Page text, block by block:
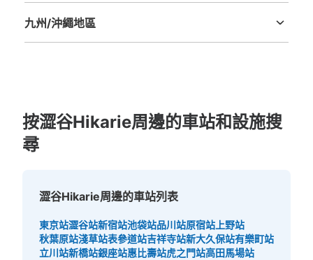
可保管的行李數
現金, ICカード
查看此投幣式儲物櫃的位置
九州/沖繩地區
按澀谷Hikarie周邊的車站和設施搜
尋
澀谷Hikarie周邊的車站列表
東京站澀谷站新宿站池袋站品川站原宿站 上野站
秋葉原站淺草站表參道站吉祥寺站新大久保站有樂町站
立川站新橋站銀座站惠比壽站虎之門站高田馬場站